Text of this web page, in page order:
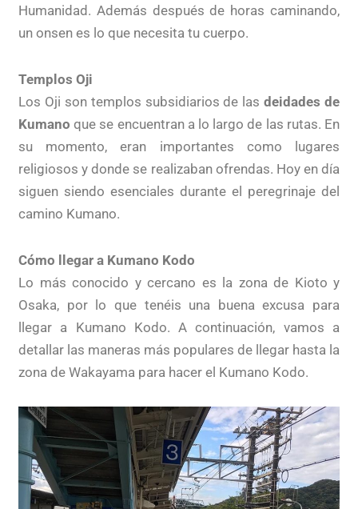
Humanidad. Además después de horas caminando,
un onsen es lo que necesita tu cuerpo.
Templos Oji
Los Oji son templos subsidiarios de lasdeidades de
Kumano que se encuentran a lo largo de las rutas. En
su momento, eran importantes como lugares
religiosos y donde se realizaban ofrendas. Hoy en día
siguen siendo esenciales durante el peregrinaje del
camino Kumano.
Cómo llegar a Kumano Kodo
Lo más conocido y cercano es la zona de Kioto y
Osaka, por lo que tenéis una buena excusa para
llegar a Kumano Kodo. A continuación, vamos a
detallar las maneras más populares de llegar hasta la
zona de Wakayama para hacer el Kumano Kodo.